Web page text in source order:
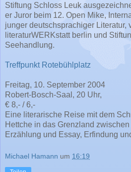
Stiftung Schloss Leuk
er Juror beim 12. Open Mike,
junger deutschsprachiger Literatur,
literaturWERKstatt berlin und
Seehandlung.
Treffpunkt Rotebühlplatz
Freitag, 10. September 2004
Robert-Bosch-Saal, 20 Uhr,
€ 8,- / 6,-
Eine literarische Reise mit dem
Hettche in das Grenzland
Erzählung und Essay, Erfindung
Michael Hamann um 16:19